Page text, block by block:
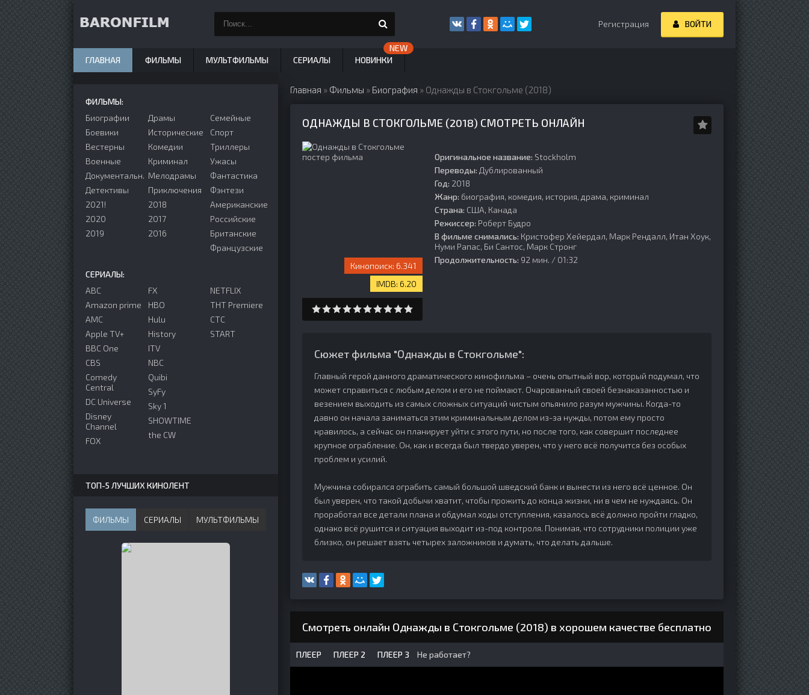
Регистрация ВОЙТИ
Главная » Фильмы » Биография » Однажды в Стокгольме (2018)
ОДНАЖДЫ В СТОКГОЛЬМЕ (2018) СМОТРЕТЬ ОНЛАЙН
6.341
6.20
Оригинальное название: Stockholm
Переводы: Дублированный
Год: 2018
Жанр: биография, комедия, история, драма, криминал
Страна: США, Канада
Режиссер: Роберт Будро
В фильме снимались: Кристофер Хейердал, Марк Рендалл, Итан Хоук,
Нуми Рапас, Би Сантос, Марк Стронг
Продолжительность: 92 мин. / 01:32
Сюжет фильма "Однажды в Стокгольме":
Главный герой данного драматического кинофильма – очень опытный вор, который подумал, что
может справиться с любым делом и его не поймают. Очарованный своей безнаказанностью и
везением выходить из самых сложных ситуаций чистым опьянило разум мужчины. Когда-то
давно он начала заниматься этим криминальным делом из-за нужды, потом ему просто
нравилось, а сейчас он планирует уйти с этого пути, но после того, как совершит последнее
крупное ограбление. Он, как и всегда был твердо уверен, что у него всё получится без особых
проблем и усилий.
Мужчина собирался ограбить самый большой шведский банк и вынести из него всё ценное. Он
был уверен, что такой добычи хватит, чтобы прожить до конца жизни, ни в чем не нуждаясь. Он
проработал все детали плана и обдумал ходы отступления, казалось всё должно пройти гладко,
однако всё рушится и ситуация выходит из-под контроля. Понимая, что сотрудники полиции уже
близко, он решает взять четырех заложников и думать, что делать дальше.
Смотреть онлайн Однажды в Стокгольме (2018) в хорошем качестве бесплатно
ПЛЕЕР ПЛЕЕР 2 ПЛЕЕР 3 Не работает?
ФИЛЬМЫ:
Биографии
Боевики
Вестерны
Военные
Документальн.
Детективы
2021!
2020
2019
Драмы
Исторические
Комедии
Криминал
Мелодрамы
Приключения
2018
2017
2016
Семейные
Спорт
Триллеры
Ужасы
Фантастика
Фэнтези
Американские
Российские
Британские
Французские
СЕРИАЛЫ:
ABC
Amazon prime
AMC
Apple TV+
BBC One
CBS
Comedy
Central
DC Universe
Disney
Channel
FOX
FX
HBO
Hulu
History
ITV
NBC
Quibi
SyFy
Sky 1
SHOWTIME
the CW
NETFLIX
ТНТ Premiere
СТС
START
ТОП-5 ЛУЧШИХ КИНОЛЕНТ
ФИЛЬМЫ СЕРИАЛЫ МУЛЬТФИЛЬМЫ
ГЛАВНАЯ ФИЛЬМЫ МУЛЬТФИЛЬМЫ СЕРИАЛЫ НОВИНКИ